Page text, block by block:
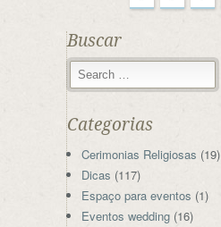
Buscar
Categorias
Cerimonias Religiosas (19)
Dicas (117)
Espaço para eventos (1)
Eventos wedding (16)